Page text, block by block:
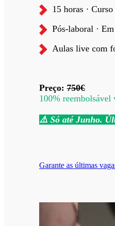
15 horas ·
Pós-laboral ·
Aulas live com
Preço: 750€
100%
⚠️ Só até Junho.
Garante as últimas